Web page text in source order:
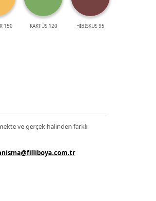
150 KAKTÜS 120 HİBİSKUS 95
ve gerçek halinden farklı